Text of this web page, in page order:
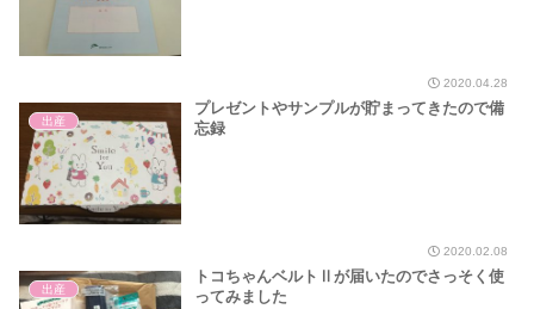
2020.04.28
出産
プレゼントやサンプルが貯まってきたので備
忘録
2020.02.08
出産
トコちゃんベルトⅡが届いたのでさっそく使
ってみました